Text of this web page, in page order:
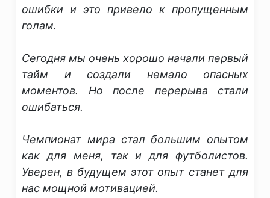
ошибки и это привело к пропущенным
голам.
Сегодня мы очень хорошо начали первый
тайм и создали немало опасных
моментов. Но после перерыва стали
ошибаться.
Чемпионат мира стал большим опытом
как для меня, так и для футболистов.
Уверен, в будущем этот опыт станет для
нас мощной мотивацией.